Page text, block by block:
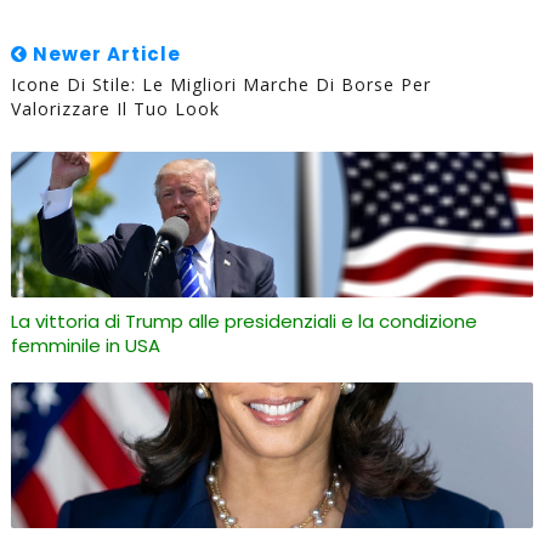
Newer Article
Icone Di Stile: Le Migliori Marche Di Borse Per
Valorizzare Il Tuo Look
La vittoria di Trump alle presidenziali e la condizione
femminile in USA